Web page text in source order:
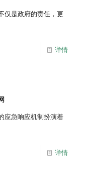
仅是政府的责任，更
详情
应急响应机制扮演着
详情